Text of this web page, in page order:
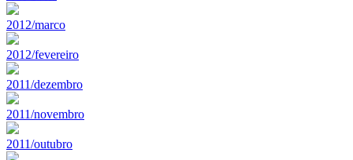
2012/marco
2012/fevereiro
2011/dezembro
2011/novembro
2011/outubro